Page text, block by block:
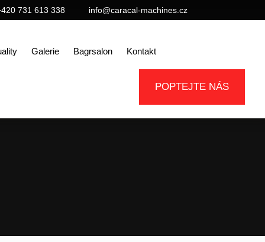
731 613 338 info@caracal-machines.cz
Galerie Bagrsalon Kontakt
POPTEJTE NÁS